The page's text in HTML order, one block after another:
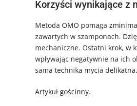
Korzyści wynikające z
Metoda OMO pomaga
zawartych w szamponach.
mechaniczne. Ostatni krok, w
wpływając negatywnie na ich
sama technika mycia
Artykuł gościnny.